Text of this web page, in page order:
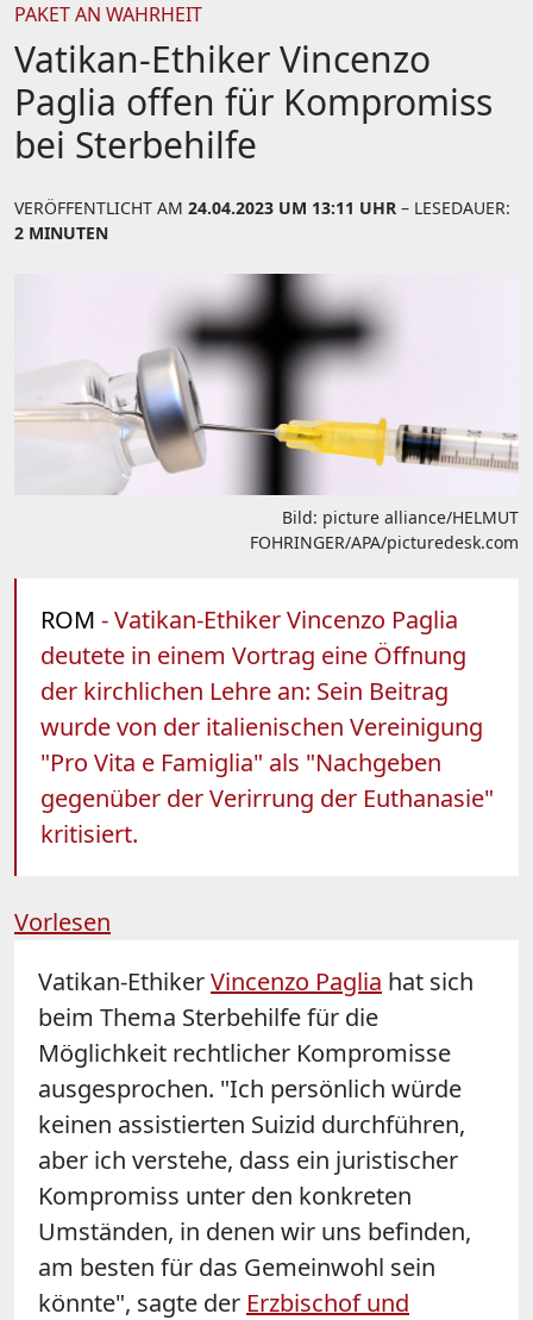
PAKET AN WAHRHEIT
Vatikan-Ethiker Vincenzo
Paglia offen für Kompromiss
bei Sterbehilfe
VERÖFFENTLICHT AM 24.04.2023 UM 13:11 UHR – LESEDAUER:
2 MINUTEN
Bild: picture alliance/HELMUT
FOHRINGER/APA/picturedesk.com
ROM - Vatikan-Ethiker Vincenzo Paglia
deutete in einem Vortrag eine Öffnung
der kirchlichen Lehre an: Sein Beitrag
wurde von der italienischen Vereinigung
"Pro Vita e Famiglia" als "Nachgeben
gegenüber der Verirrung der Euthanasie"
kritisiert.
Vorlesen
Vatikan-EthikerVincenzo Paglia hat sich
beim Thema Sterbehilfe für die
Möglichkeit rechtlicher Kompromisse
ausgesprochen. "Ich persönlich würde
keinen assistierten Suizid durchführen,
aber ich verstehe, dass ein juristischer
Kompromiss unter den konkreten
Umständen, in denen wir uns befinden,
am besten für das Gemeinwohl sein
könnte", sagte der Erzbischof und